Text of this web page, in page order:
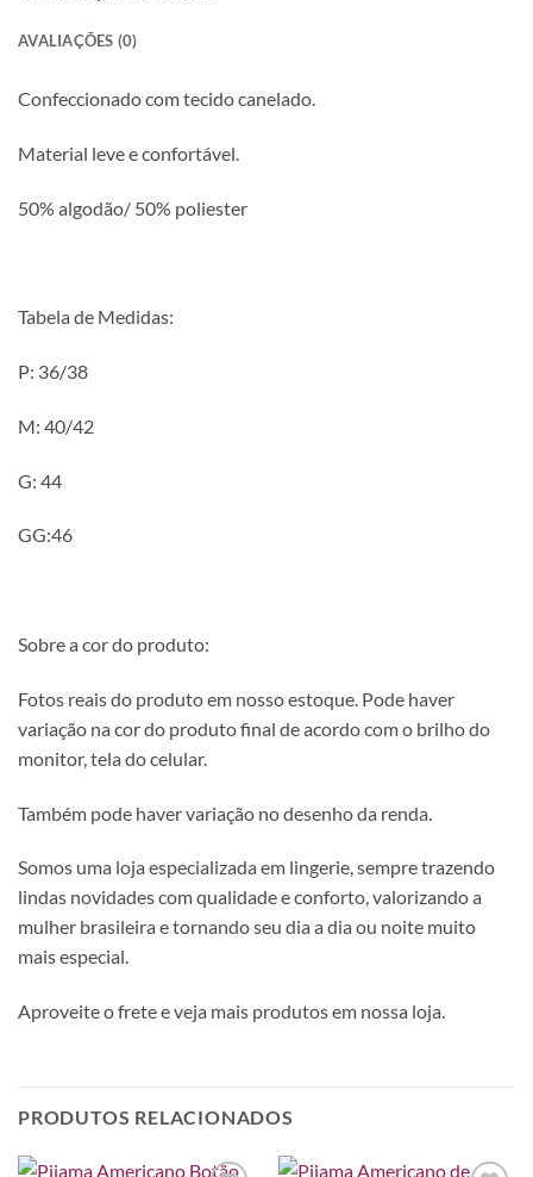
AVALIAÇÕES (0)
Confeccionado com tecido canelado.
Material leve e confortável.
50% algodão/ 50% poliester
Tabela de Medidas:
P: 36/38
M: 40/42
G: 44
GG:46
Sobre a cor do produto:
Fotos reais do produto em nosso estoque. Pode haver
variação na cor do produto final de acordo com o brilho do
monitor, tela do celular.
Também pode haver variação no desenho da renda.
Somos uma loja especializada em lingerie, sempre trazendo
lindas novidades com qualidade e conforto, valorizando a
mulher brasileira e tornando seu dia a dia ou noite muito
mais especial.
Aproveite o frete e veja mais produtos em nossa loja.
PRODUTOS RELACIONADOS